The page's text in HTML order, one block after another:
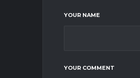
YOUR NAME
YOUR COMMENT